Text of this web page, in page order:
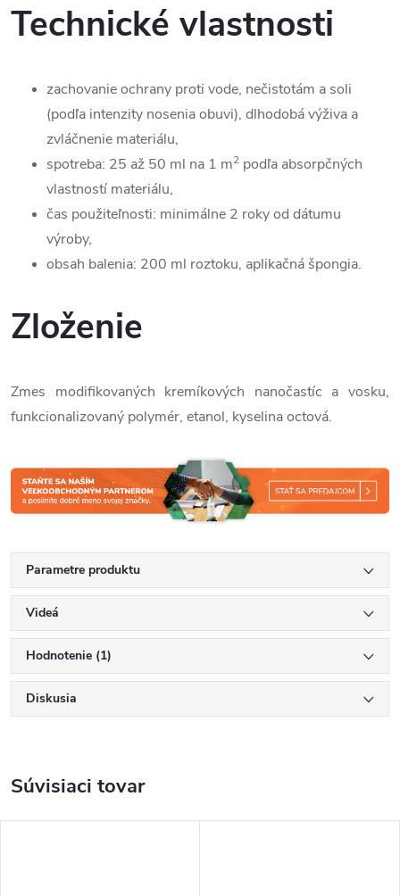
Technické vlastnosti
zachovanie ochrany proti vode, nečistotám a soli
(podľa intenzity nosenia obuvi), dlhodobá výživa a
zvláčnenie materiálu,
spotreba: 25 až 50 ml na 1 m2 podľa absorpčných
vlastností materiálu,
čas použiteľnosti: minimálne 2 roky od dátumu
výroby,
obsah balenia: 200 ml roztoku, aplikačná špongia.
Zloženie
Zmes modifikovaných kremíkových nanočastíc a vosku,
funkcionalizovaný polymér, etanol, kyselina octová.
Parametre produktu
Videá
Hodnotenie (1)
Diskusia
Súvisiaci tovar